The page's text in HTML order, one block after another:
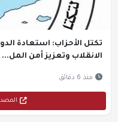
تكتل الأحزاب: استعادة
الانقلاب وتعزيز أمن المل...
منذ 6 دقائق